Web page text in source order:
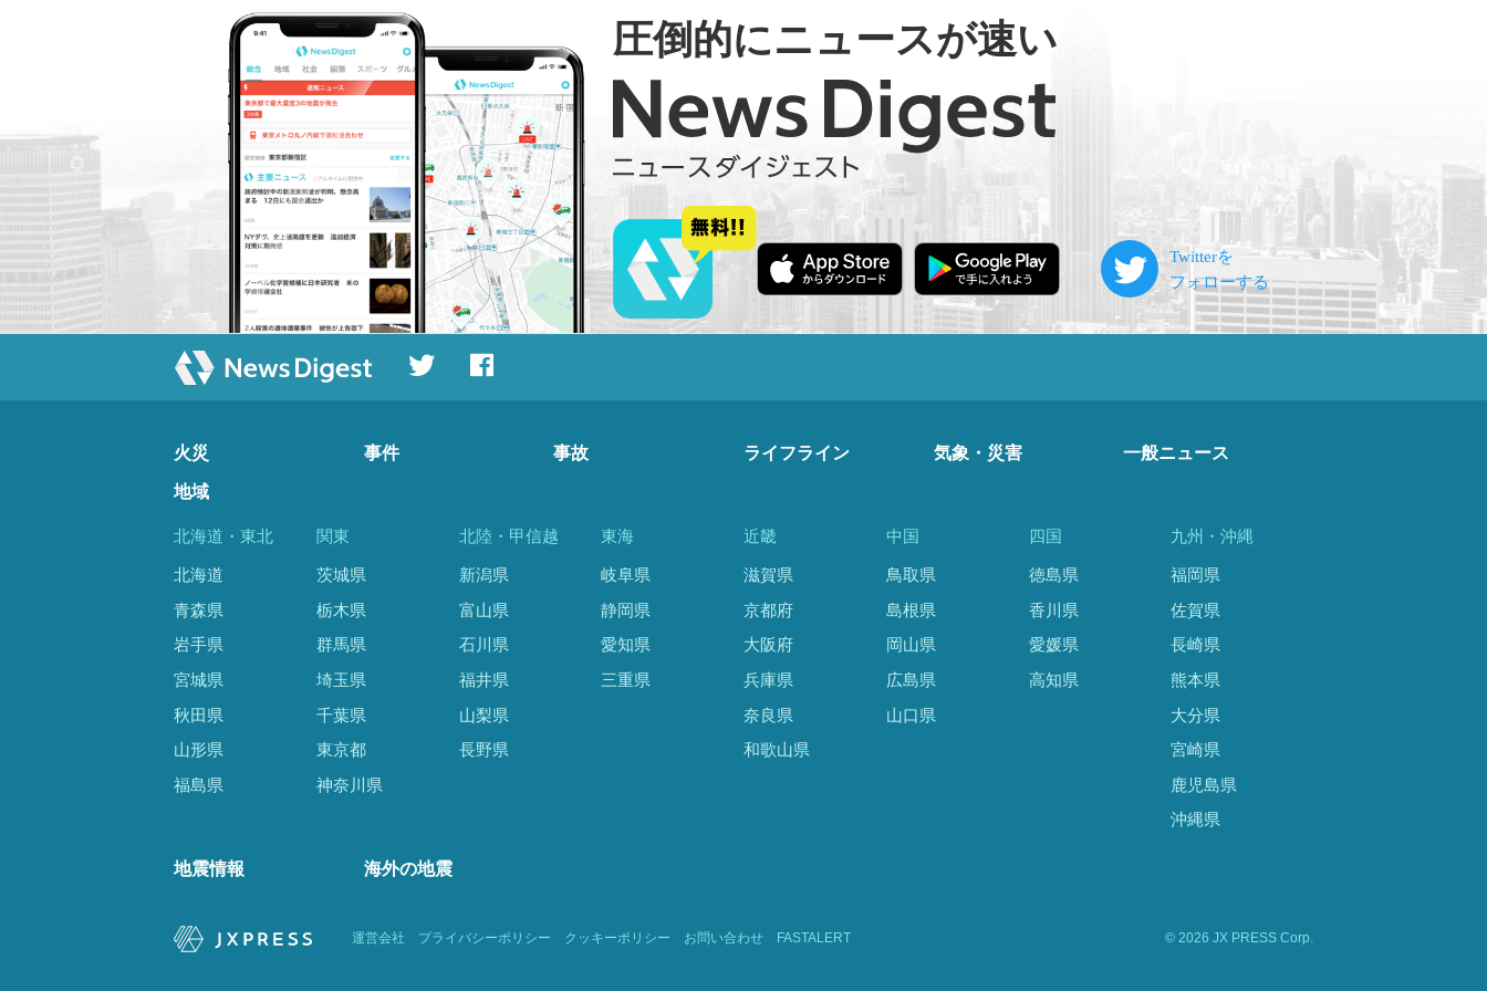
圧倒的にニュースが速い
火災 事件 事故 ライフライン 気象・災害 一般ニュース
地域
北海道・東北
北海道
青森県
岩手県
宮城県
秋田県
山形県
福島県
関東
茨城県
栃木県
群馬県
埼玉県
千葉県
東京都
神奈川県
北陸・甲信越
新潟県
富山県
石川県
福井県
山梨県
長野県
東海
岐阜県
静岡県
愛知県
三重県
近畿
滋賀県
京都府
大阪府
兵庫県
奈良県
和歌山県
中国
鳥取県
島根県
岡山県
広島県
山口県
四国
徳島県
香川県
愛媛県
高知県
九州・沖縄
福岡県
佐賀県
長崎県
熊本県
大分県
宮崎県
鹿児島県
沖縄県
地震情報 海外の地震
運営会社 プライバシーポリシー クッキーポリシー お問い合わせ FASTALERT © 2026 JX PRESS Corp.